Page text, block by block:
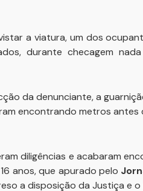
a viatura, um dos
durante checagem
da denunciante, a
encontrando metros
diligências e acabaram
anos, que apurado pelo
a disposição da Justiça e